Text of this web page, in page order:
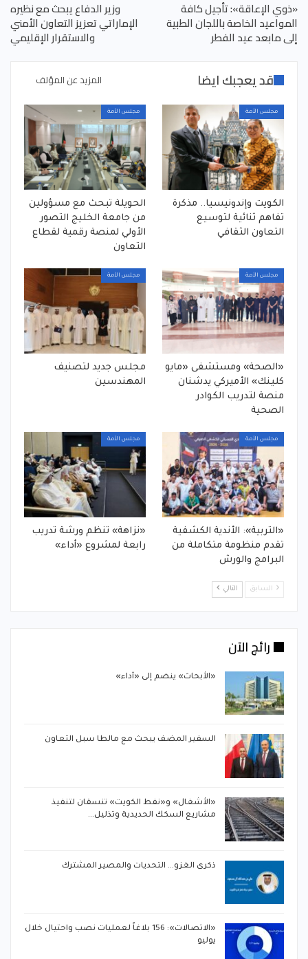
«ذوي الإعاقة»: تأجيل كافة
المواعيد الخاصة باللجان الطبية
إلى مابعد عيد الفطر
وزير الدفاع يبحث مع نظيره
الإماراتي تعزيز التعاون الأمني
والاستقرار الإقليمي
قد يعجبك ايضا المزيد عن المؤلف
مجلس الأمة
الكويت وإندونيسيا.. مذكرة
تفاهم ثنائية لتوسيع
التعاون الثقافي
مجلس الأمة
الحويلة تبحث مع مسؤولين
من جامعة الخليج التصور
الأولي لمنصة رقمية لقطاع
التعاون
مجلس الأمة
«الصحة» ومستشفى «مايو
كلينك» الأميركي يدشنان
منصة لتدريب الكوادر
الصحية
مجلس الأمة
مجلس جديد لتصنيف
المهندسين
مجلس الأمة
«التربية»: الأندية الكشفية
تقدم منظومة متكاملة من
البرامج والورش
مجلس الأمة
«نزاهة» تنظم ورشة تدريب
رابعة لمشروع «أداء»
السابق التالي
رائج الآن
«الأبحاث» ينضم إلى «أداء»
السفير المضف يبحث مع مالطا سبل التعاون
«الأشغال» و«نفط الكويت» تنسقان لتنفيذ
مشاريع السكك الحديدية وتذليل…
ذكرى الغزو… التحديات والمصير المشترك
«الاتصالات»: 156 بلاغاً لعمليات نصب واحتيال خلال
يوليو